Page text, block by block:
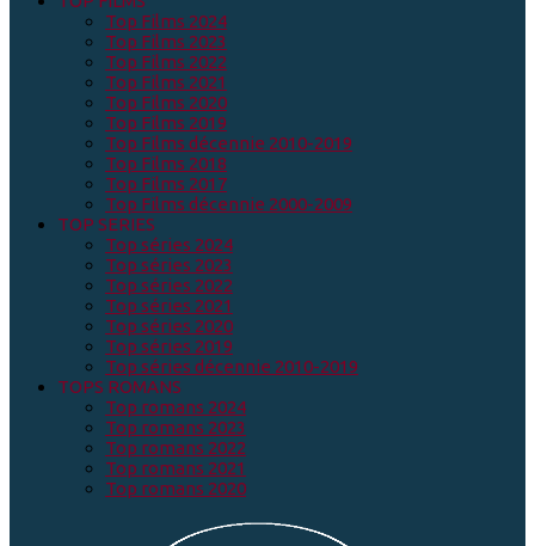
Top Films 2024
Top Films 2023
Top Films 2022
Top Films 2021
Top Films 2020
Top Films 2019
Top Films décennie 2010-2019
Top Films 2018
Top Films 2017
Top Films décennie 2000-2009
TOP SERIES
Top séries 2024
Top séries 2023
Top séries 2022
Top séries 2021
Top séries 2020
Top séries 2019
Top séries décennie 2010-2019
TOPS ROMANS
Top romans 2024
Top romans 2023
Top romans 2022
Top romans 2021
Top romans 2020